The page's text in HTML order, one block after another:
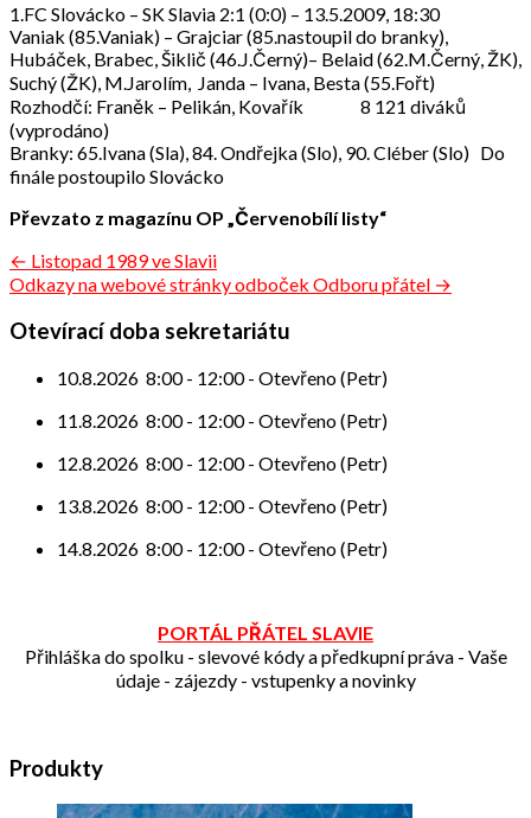
1.FC Slovácko – SK Slavia 2:1 (0:0) – 13.5.2009, 18:30
Vaniak (85.Vaniak) – Grajciar (85.nastoupil do branky),
Hubáček, Brabec, Šiklič (46.J.Černý)– Belaid (62.M.Černý, ŽK),
Suchý (ŽK), M.Jarolím, Janda – Ivana, Besta (55.Fořt)
Rozhodčí: Franěk – Pelikán, Kovařík 8 121 diváků
(vyprodáno)
Branky: 65.Ivana (Sla), 84. Ondřejka (Slo), 90. Cléber (Slo) Do
finále postoupilo Slovácko
Převzato z magazínu OP „Červenobílí listy“
Navigace
pro
příspěvek
← Listopad 1989 ve Slavii
Odkazy na webové stránky odboček Odboru přátel →
Otevírací doba sekretariátu
10.8.2026 8:00- 12:00- Otevřeno (Petr)
11.8.2026 8:00- 12:00- Otevřeno (Petr)
12.8.2026 8:00- 12:00- Otevřeno (Petr)
13.8.2026 8:00- 12:00- Otevřeno (Petr)
14.8.2026 8:00- 12:00- Otevřeno (Petr)
PORTÁL PŘÁTEL SLAVIE
Přihláška do spolku - slevové kódy a předkupní práva - Vaše
údaje - zájezdy - vstupenky a novinky
Produkty